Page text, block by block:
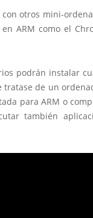
otros mini-
ARM como el
podrán instalar
de un
para ARM o
también